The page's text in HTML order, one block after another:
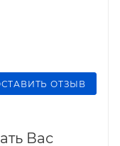
ОТЗЫВ
Вас